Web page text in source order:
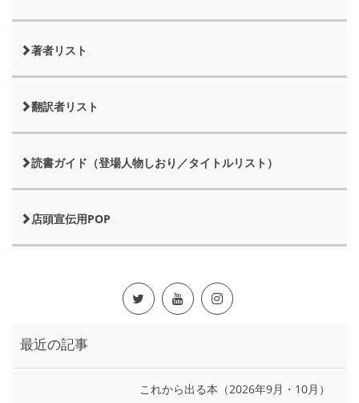
著者リスト
翻訳者リスト
読書ガイド（登場人物しおり／タイトルリスト）
店頭宣伝用POP
最近の記事
これから出る本（2026年9月・10月）